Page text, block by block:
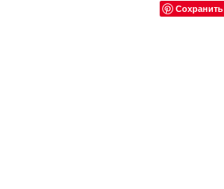
Сохранить